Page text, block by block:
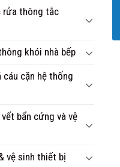
rửa thông tắc
khói nhà bếp
cáu cặn hệ thống
bẩn cứng và vệ
vệ sinh thiết bị